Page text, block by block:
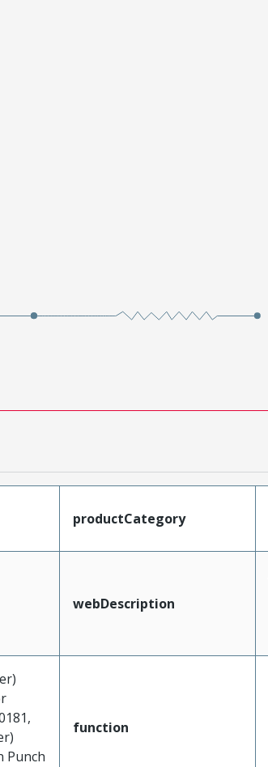
productCategory
webDescription
Punch
function